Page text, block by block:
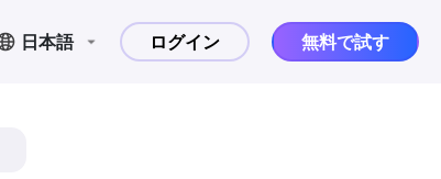
日本語 ログイン 無料で試す